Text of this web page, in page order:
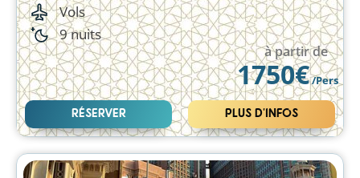
Vols
9 nuits
à partir de
1750€/Pers
RÉSERVER PLUS D'INFOS